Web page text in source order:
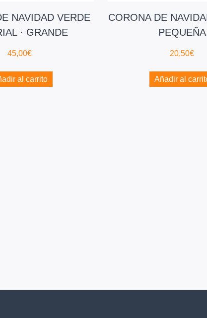
NAVIDAD VERDE
· GRANDE
45,00€
al carrito
CORONA DE
PEQUEÑA
20,50€
Añadir al